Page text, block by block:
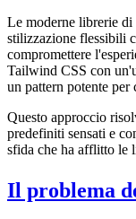
Le moderne librerie
stilizzazione flessibili
compromettere
Tailwind CSS con
un pattern potente
Questo approccio
predefiniti sensati e
sfida che ha afflitto le
Il problema